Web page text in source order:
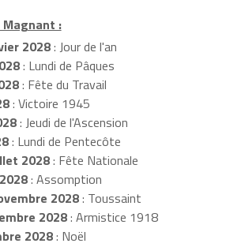
:
2028: Jour de l'an
: Lundi de Pâques
: Fête du Travail
: Victoire 1945
: Jeudi de l'Ascension
: Lundi de Pentecôte
2028: Fête Nationale
: Assomption
2028: Toussaint
2028: Armistice 1918
2028: Noël